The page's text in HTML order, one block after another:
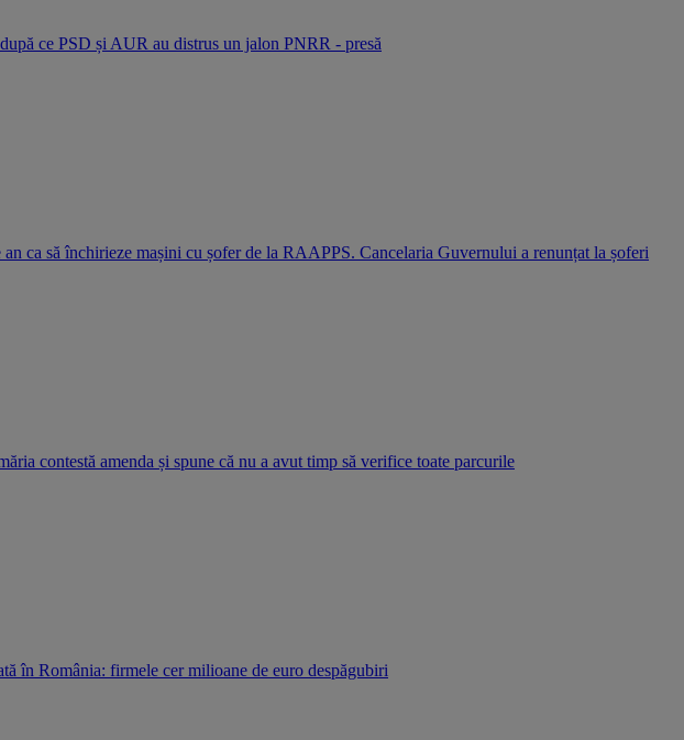
ce PSD și AUR au distrus un jalon PNRR - presă
ca să închirieze mașini cu șofer de la RAAPPS. Cancelaria Guvernului a renunțat la șoferi
contestă amenda și spune că nu a avut timp să verifice toate parcurile
în România: firmele cer milioane de euro despăgubiri